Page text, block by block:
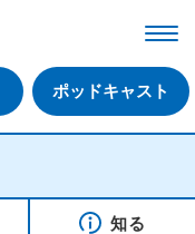
ポッドキャスト
知る